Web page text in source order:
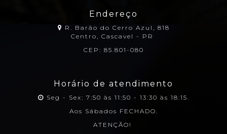
Endereço
R. Barão do Cerro Azul, 818
Centro, Cascavel - PR
CEP: 85.801-080
Horário de atendimento
Seg - Sex: 7:50 às 11:50 - 13:30 às 18:15.
Aos Sábados FECHADO.
ATENÇÃO!